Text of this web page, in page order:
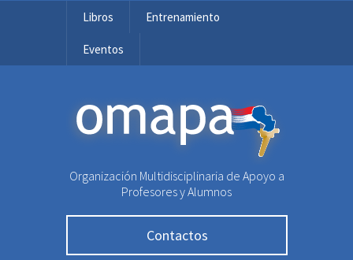
Libros Entrenamiento
Eventos
OMAPA
Organización Multidisciplinaria de Apoyo a
Profesores y Alumnos
Contactos
Exolímpicos de